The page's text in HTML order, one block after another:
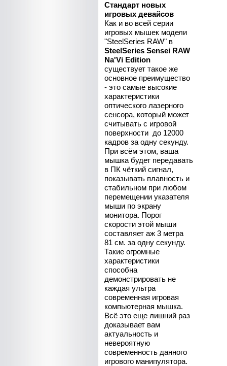
Стандарт новых
игровых девайсов
Как и во всей серии
игровых мышек модели
"SteelSeries RAW" в
SteelSeries Sensei RAW
Na'Vi Edition
существует такое же
основное преимущество
- это самые высокие
характеристики
оптического лазерного
сенсора, который может
считывать с игровой
поверхности до 12000
кадров за одну секунду.
При всём этом, ваша
мышка будет передавать
в ПК чёткий сигнал,
показывать плавность и
стабильном при любом
перемещении указателя
мыши по экрану
монитора. Порог
скорости этой мыши
составляет аж 3 метра
81 см. за одну секунду.
Такие огромные
характеристики
способна
демонстрировать не
каждая ультра
современная игровая
компьютерная мышка.
Всё это еще лишний раз
доказывает вам
актуальность и
невероятную
современность данного
игрового манипулятора.